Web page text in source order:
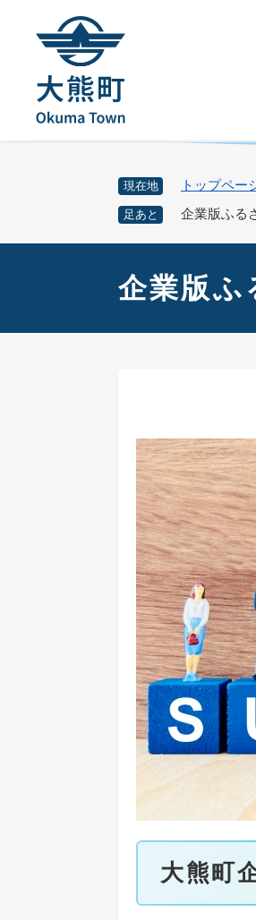
現在地 トップペー
足あと 企業版ふる
企業版ふ
大熊町